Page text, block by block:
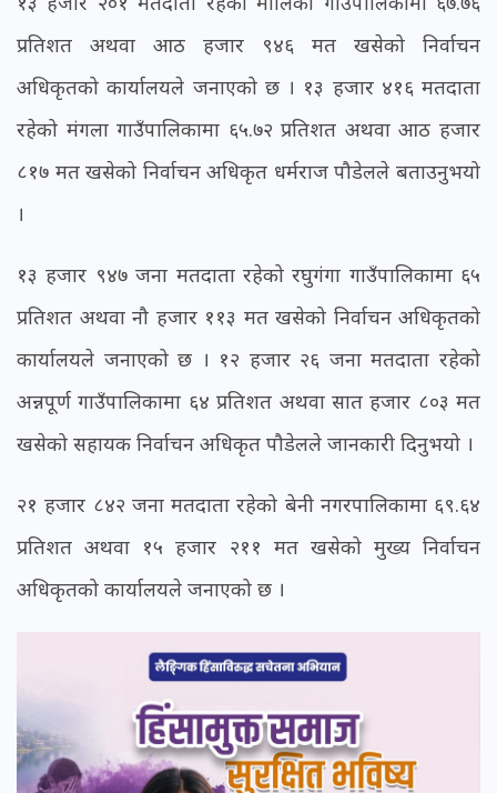
प्रतिशत अथवा आठ हजार ९४६ मत खसेको निर्वाचन
अधिकृतको कार्यालयले जनाएको छ । १३ हजार ४१६ मतदाता
रहेको मंगला गाउँपालिकामा ६५.७२ प्रतिशत अथवा आठ हजार
८१७ मत खसेको निर्वाचन अधिकृत धर्मराज पौडेलले बताउनुभयो
।
१३ हजार ९४७ जना मतदाता रहेको रघुगंगा गाउँपालिकामा ६५
प्रतिशत अथवा नौ हजार ११३ मत खसेको निर्वाचन अधिकृतको
कार्यालयले जनाएको छ । १२ हजार २६ जना मतदाता रहेको
अन्नपूर्ण गाउँपालिकामा ६४ प्रतिशत अथवा सात हजार ८०३ मत
खसेको सहायक निर्वाचन अधिकृत पौडेलले जानकारी दिनुभयो ।
२१ हजार ८४२ जना मतदाता रहेको बेनी नगरपालिकामा ६९.६४
प्रतिशत अथवा १५ हजार २११ मत खसेको मुख्य निर्वाचन
अधिकृतको कार्यालयले जनाएको छ ।